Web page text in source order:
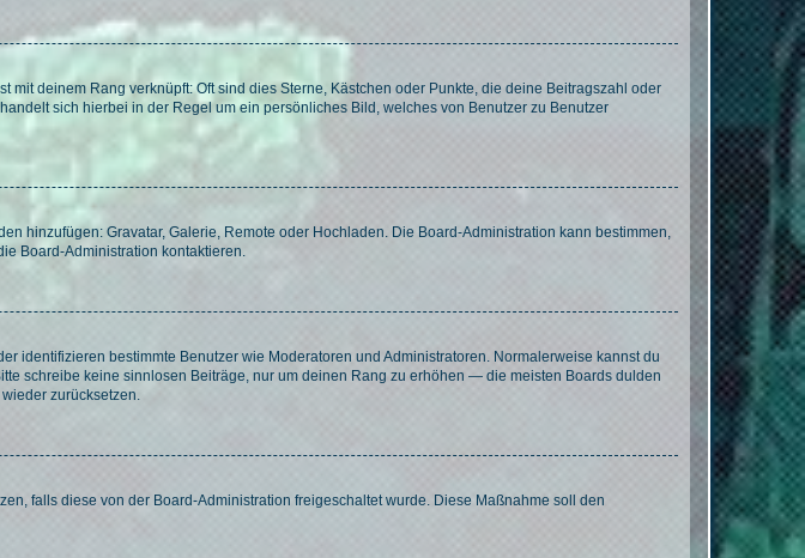
deinem Rang verknüpft: Oft sind dies Sterne, Kästchen oder Punkte, die deine Beitragszahl oder
sich hierbei in der Regel um ein persönliches Bild, welches von Benutzer zu Benutzer
hinzufügen: Gravatar, Galerie, Remote oder Hochladen. Die Board-Administration kann bestimmen,
Board-Administration kontaktieren.
identifizieren bestimmte Benutzer wie Moderatoren und Administratoren. Normalerweise kannst du
schreibe keine sinnlosen Beiträge, nur um deinen Rang zu erhöhen — die meisten Boards dulden
zurücksetzen.
falls diese von der Board-Administration freigeschaltet wurde. Diese Maßnahme soll den